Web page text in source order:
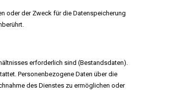
oder der Zweck für die Datenspeicherung
erforderlich sind (Bestandsdaten).
Personenbezogene Daten über die
des Dienstes zu ermöglichen oder